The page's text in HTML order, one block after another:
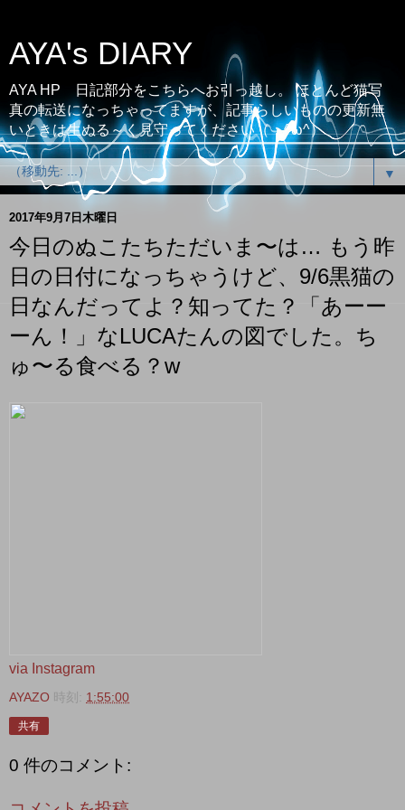
AYA's DIARY
AYA HP 日記部分をこちらへお引っ越し。 ほとんど猫写
真の転送になっちゃってますが、記事らしいものの更新無
いときは生ぬる～く見守ってください（；^ω^）
▼
2017年9月7日木曜日
今日のぬこたちただいま〜は… もう昨
日の日付になっちゃうけど、9/6黒猫の
日なんだってよ？知ってた？「あーー
ーん！」なLUCAたんの図でした。ち
ゅ〜る食べる？w
via Instagram
AYAZO 時刻: 1:55:00
共有
0 件のコメント: